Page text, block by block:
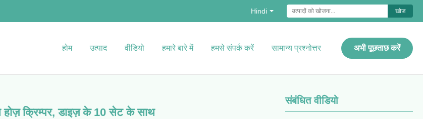
Hindi खोज
होम उत्पाद वीडियो हमारे बारे में हमसे संपर्क करें सामान्य प्रश्नोत्तर अभी पूछताछ करें
होज़ क्रिम्पर, डाइज़ के 10 सेट के साथ
संबंधित वीडियो